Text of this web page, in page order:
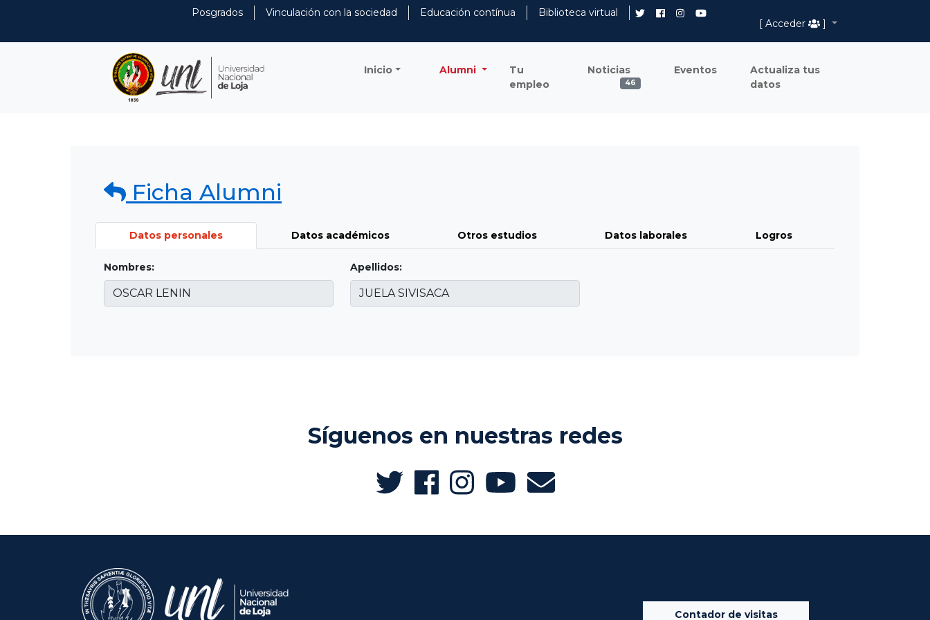
Posgrados Vinculación con la sociedad Educación contínua
Biblioteca virtual
[ Acceder
]
Inicio Alumni
Tu
empleo
Noticias
46
Eventos
Actualiza tus
datos
Ficha Alumni
Datos personales Datos académicos Otros estudios Datos laborales Logros
Nombres: Apellidos:
Síguenos en nuestras redes
Contador de visitas